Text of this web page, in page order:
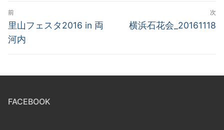
投
稿
ナ
ゲ
シ
前
前
の
里山フェスタ2016 in 両
河内
次
次
横浜石花会_20161118
FACEBOOK